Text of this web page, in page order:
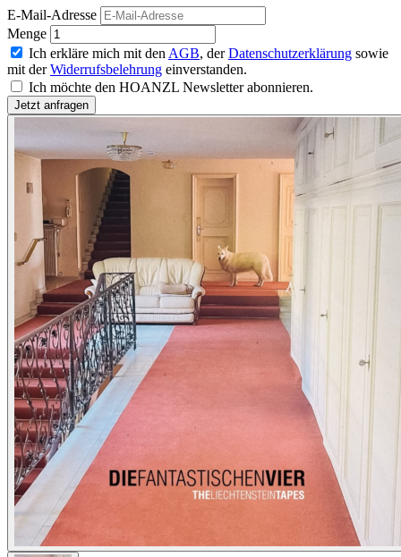
E-Mail-Adresse
Menge
Ich erkläre mich mit den AGB, derDatenschutzerklärung sowie
mit derWiderrufsbelehrung einverstanden.
Ich möchte den HOANZL Newsletter abonnieren.